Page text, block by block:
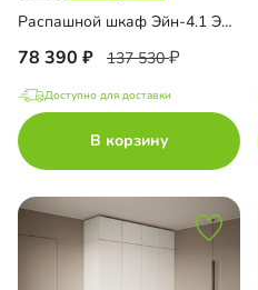
Распашной шкаф Эйн-4.1 Эмаль Декор 1
78 390 137 530
Доступно для доставки
В корзину